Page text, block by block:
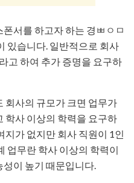
서를 하고자 하는 경ㅃㅇㅁ
있습니다. 일반적으로 회사
고 하여 추가 증명을 요구하
회사의 규모가 크면 업무가
학사 이상의 학력을 요구하
지가 없지만 회사 직원이 1인
업무란 학사 이상의 학력이
이 높기 때문입니다.